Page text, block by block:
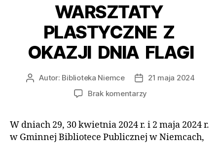
WARSZTATY
PLASTYCZNE Z
OKAZJI DNIA FLAGI
Autor: Biblioteka Niemce
21 maja 2024
Brak komentarzy
W dniach 29, 30 kwietnia 2024 r. i 2 maja 2024 r.
w Gminnej Bibliotece Publicznej w Niemcach,